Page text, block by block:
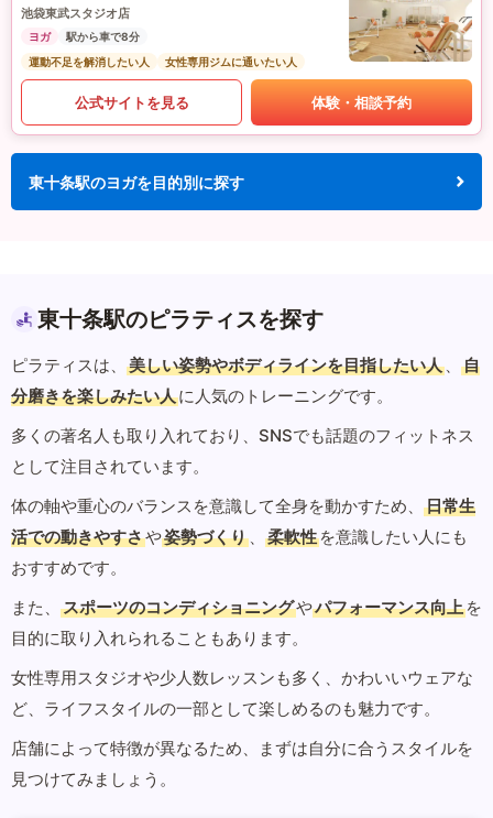
池袋東武スタジオ店
ヨガ
駅から車で8分
運動不足を解消したい人
女性専用ジムに通いたい人
公式サイトを見る 体験・相談予約
東十条駅のヨガを目的別に探す
東十条駅のピラティスを探す
ピラティスは、 美しい姿勢やボディラインを目指したい人 、
自
分磨きを楽しみたい人に人気のトレーニングです。
多くの著名人も取り入れており、SNSでも話題のフィットネス
として注目されています。
体の軸や重心のバランスを意識して全身を動かすため、
日常生
活での動きやすさや姿勢づくり 、 柔軟性 を意識したい人にも
おすすめです。
また、
スポーツのコンディショニングやパフォーマンス向上 を
目的に取り入れられることもあります。
女性専用スタジオや少人数レッスンも多く、かわいいウェアな
ど、ライフスタイルの一部として楽しめるのも魅力です。
店舗によって特徴が異なるため、まずは自分に合うスタイルを
見つけてみましょう。